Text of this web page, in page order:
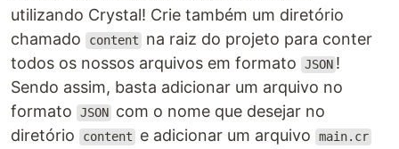
utilizando Crystal! Crie também um diretório
chamado
content
na raiz do projeto para conter
todos os nossos arquivos em formato
JSON !
Sendo assim, basta adicionar um arquivo no
formato
JSON com o nome que desejar no
diretório
content e adicionar um arquivo main.cr